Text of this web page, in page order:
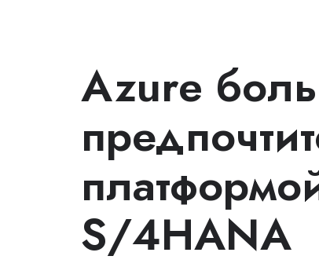
Azure
S/4HANA